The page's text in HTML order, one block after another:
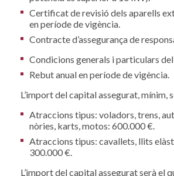
Certificat de revisió dels aparells
en període de vigència.
Contracte d’assegurança de
Condicions generals i particulars
Rebut anual en període de vigència.
L’import del capital assegurat, mínim,
Atraccions tipus: voladors, trens,
nòries, karts, motos: 600.000 €.
Atraccions tipus: cavallets, llits
300.000 €.
L’import del capital assegurat serà el